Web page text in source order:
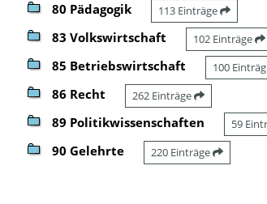
80 Pädagogik 113 Einträge
83 Volkswirtschaft 102 Einträge
85 Betriebswirtschaft 100
86 Recht 262 Einträge
89 Politikwissenschaften 59
90 Gelehrte 220 Einträge